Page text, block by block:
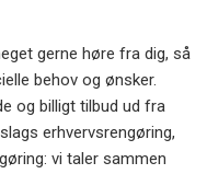
gerne høre fra dig, så
behov og ønsker.
og billigt tilbud ud fra
erhvervsrengøring,
vi taler sammen